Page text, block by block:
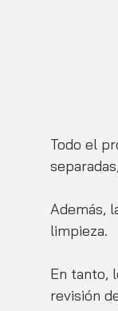
Todo el
Además,
limpieza.
En tanto,
revisión